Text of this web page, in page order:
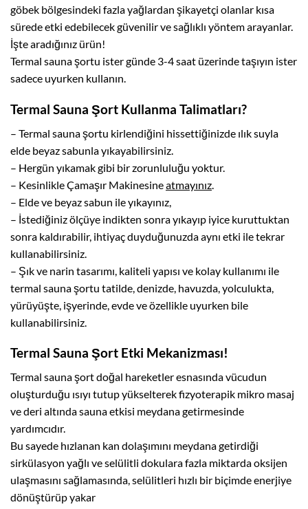
göbek bölgesindeki fazla yağlardan şikayetçi olanlar kısa
sürede etki edebilecek güvenilir ve sağlıklı yöntem arayanlar.
İşte aradığınız ürün!
Termal sauna şortu ister günde 3-4 saat üzerinde taşıyın ister
sadece uyurken kullanın.
Termal Sauna Şort Kullanma Talimatları?
– Termal sauna şortu kirlendiğini hissettiğinizde ılık suyla
elde beyaz sabunla yıkayabilirsiniz.
– Hergün yıkamak gibi bir zorunluluğu yoktur.
– Kesinlikle Çamaşır Makinesineatmayınız
– Elde ve beyaz sabun ile yıkayınız,
– İstediğiniz ölçüye indikten sonra yıkayıp iyice kuruttuktan
sonra kaldırabilir, ihtiyaç duyduğunuzda aynı etki ile tekrar
kullanabilirsiniz.
– Şık ve narin tasarımı, kaliteli yapısı ve kolay kullanımı ile
termal sauna şortu tatilde, denizde, havuzda, yolculukta,
yürüyüşte, işyerinde, evde ve özellikle uyurken bile
kullanabilirsiniz.
Termal Sauna Şort Etki Mekanizması!
Termal sauna şort doğal hareketler esnasında vücudun
oluşturduğu ısıyı tutup yükselterek fizyoterapik mikro masaj
ve deri altında sauna etkisi meydana getirmesinde
yardımcıdır.
Bu sayede hızlanan kan dolaşımını meydana getirdiği
sirkülasyon yağlı ve selülitli dokulara fazla miktarda oksijen
ulaşmasını sağlamasında, selülitleri hızlı bir biçimde enerjiye
dönüştürüp yakar